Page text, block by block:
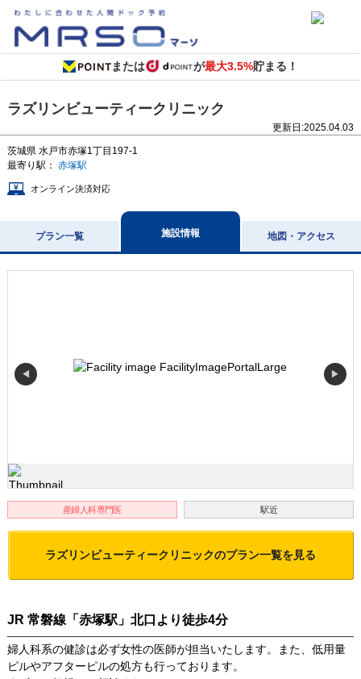
または が最大3.5%貯まる！
ラズリンビューティークリニック
更新日:2025.04.03
茨城県 水戸市赤塚1丁目197-1
最寄り駅： 赤塚駅
オンライン決済対応
プラン一覧 施設情報 地図・アクセス
◀ ▶
産婦人科専門医 駅近
ラズリンビューティークリニックのプラン一覧を見る
JR 常磐線「赤塚駅」北口より徒歩4分
婦人科系の健診は必ず女性の医師が担当いたします。また、低用量
ピルやアフターピルの処方も行っております。